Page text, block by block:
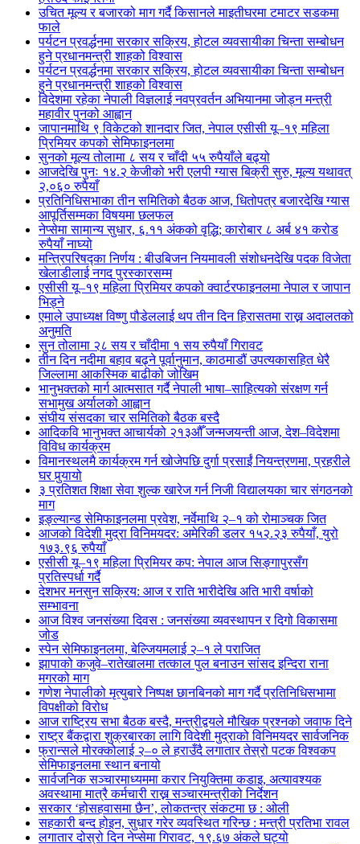
उचित मूल्य र बजारको माग गर्दै किसानले माइतीघरमा टमाटर सडकमा
फाले
पर्यटन प्रवर्द्धनमा सरकार सक्रिय, होटल व्यवसायीका चिन्ता सम्बोधन
हुने प्रधानमन्त्री शाहको विश्वास
पर्यटन प्रवर्द्धनमा सरकार सक्रिय, होटल व्यवसायीका चिन्ता सम्बोधन
हुने प्रधानमन्त्री शाहको विश्वास
विदेशमा रहेका नेपाली विज्ञलाई नवप्रवर्तन अभियानमा जोड्न मन्त्री
महावीर पुनको आह्वान
जापानमाथि ९ विकेटको शानदार जित, नेपाल एसीसी यू–१९ महिला
प्रिमियर कपको सेमिफाइनलमा
सुनको मूल्य तोलामा ८ सय र चाँदी ५५ रुपैयाँले बढ्यो
आजदेखि पुनः १४.२ केजीको भरी एलपी ग्यास बिक्री सुरु, मूल्य यथावत्
२,०६० रुपैयाँ
प्रतिनिधिसभाका तीन समितिको बैठक आज, धितोपत्र बजारदेखि ग्यास
आपूर्तिसम्मका विषयमा छलफल
नेप्सेमा सामान्य सुधार, ६.११ अंकको वृद्धि; कारोबार ८ अर्ब ४१ करोड
रुपैयाँ नाघ्यो
मन्त्रिपरिषद्का निर्णय : बीउबिजन नियमावली संशोधनदेखि पदक विजेता
खेलाडीलाई नगद पुरस्कारसम्म
एसीसी यू–१९ महिला प्रिमियर कपको क्वार्टरफाइनलमा नेपाल र जापान
भिड्ने
एमाले उपाध्यक्ष विष्णु पौडेललाई थप तीन दिन हिरासतमा राख्न अदालतको
अनुमति
सुन तोलामा २८ सय र चाँदीमा १ सय रुपैयाँ गिरावट
तीन दिन नदीमा बहाव बढ्ने पूर्वानुमान, काठमाडौं उपत्यकासहित धेरै
जिल्लामा आकस्मिक बाढीको जोखिम
भानुभक्तको मार्ग आत्मसात गर्दै नेपाली भाषा–साहित्यको संरक्षण गर्न
सभामुख अर्यालको आह्वान
संघीय संसदका चार समितिको बैठक बस्दै
आदिकवि भानुभक्त आचार्यको २१३औँ जन्मजयन्ती आज, देश–विदेशमा
विविध कार्यक्रम
विमानस्थलमै कार्यक्रम गर्न खोजेपछि दुर्गा प्रसाईं नियन्त्रणमा, प्रहरीले
घर पुर्‍यायो
३ प्रतिशत शिक्षा सेवा शुल्क खारेज गर्न निजी विद्यालयका चार संगठनको
माग
इङ्ल्यान्ड सेमिफाइनलमा प्रवेश, नर्वेमाथि २–१ को रोमाञ्चक जित
आजको विदेशी मुद्रा विनिमयदर: अमेरिकी डलर १५२.२३ रुपैयाँ, युरो
१७३.९६ रुपैयाँ
एसीसी यू–१९ महिला प्रिमियर कप: नेपाल आज सिङ्गापुरसँग
प्रतिस्पर्धा गर्दै
देशभर मनसुन सक्रिय: आज र राति भारीदेखि अति भारी वर्षाको
सम्भावना
आज विश्व जनसंख्या दिवस : जनसंख्या व्यवस्थापन र दिगो विकासमा
जोड
स्पेन सेमिफाइनलमा, बेल्जियमलाई २–१ ले पराजित
झापाको कजुवे–रातेखालमा तत्काल पुल बनाउन सांसद इन्दिरा राना
मगरको माग
गणेश नेपालीको मृत्युबारे निष्पक्ष छानबिनको माग गर्दै प्रतिनिधिसभामा
विपक्षीको विरोध
आज राष्ट्रिय सभा बैठक बस्दै, मन्त्रीद्वयले मौखिक प्रश्नको जवाफ दिने
राष्ट्र बैंकद्वारा शुक्रबारका लागि विदेशी मुद्राको विनिमयदर सार्वजनिक
फ्रान्सले मोरक्कोलाई २–० ले हराउँदै लगातार तेस्रो पटक विश्वकप
सेमिफाइनलमा स्थान बनायो
सार्वजनिक सञ्चारमाध्यममा करार नियुक्तिमा कडाइ, अत्यावश्यक
अवस्थामा मात्रै कर्मचारी राख्न सञ्चारमन्त्रीको निर्देशन
सरकार ‘होसहवासमा छैन’, लोकतन्त्र संकटमा छ : ओली
सहकारी बन्द होइन, सुधार गरेर व्यवस्थित गरिन्छ : मन्त्री प्रतिभा रावल
लगातार दोस्रो दिन नेप्सेमा गिरावट, १९.६७ अंकले घट्यो